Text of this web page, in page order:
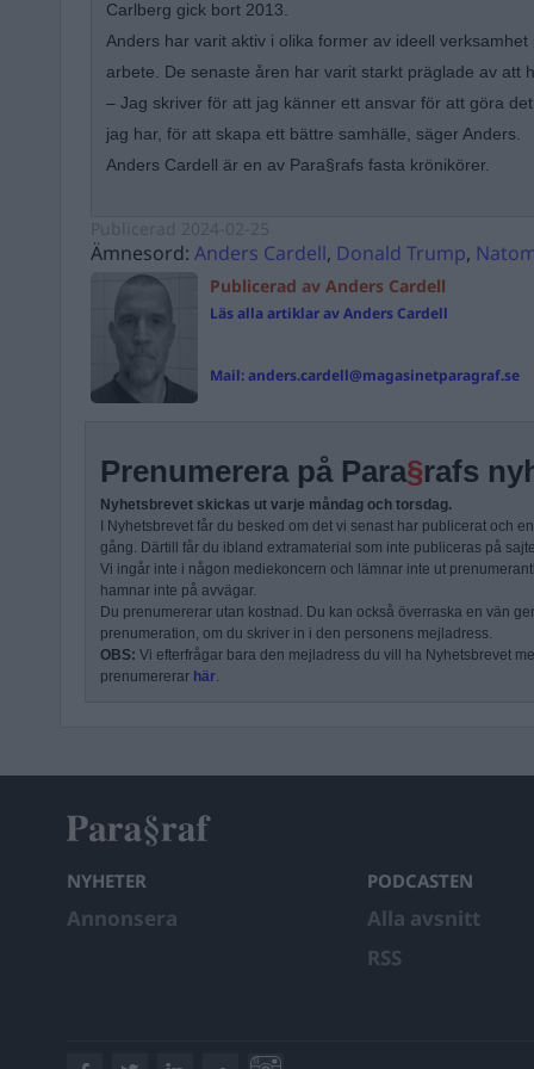
Carlberg gick bort 2013.
Anders har varit aktiv i olika former av ideell
arbete. De senaste åren har varit starkt präglade av att
– Jag skriver för att jag känner ett ansvar för att göra
jag har, för att skapa ett bättre samhälle, säger Anders.
Anders Cardell är en av Para§rafs fasta krönikörer.
Ämnesord: Anders Cardell, Donald Trump,
Publicerad av Anders Cardell
Läs alla artiklar av Anders Cardell
Mail:anders.cardell@magasinetparagraf.se
Prenumerera på Para§rafs
Nyhetsbrevet skickas ut varje måndag och torsdag.
I Nyhetsbrevet får du besked om det vi senast har publicerat och
gång. Därtill får du ibland extramaterial som inte publiceras på
Vi ingår inte i någon mediekoncern och lämnar inte ut
hamnar inte på avvägar.
Du prenumererar utan kostnad. Du kan också överraska en vän
prenumeration, om du skriver in i den personens mejladress.
OBS: Vi efterfrågar bara den mejladress du vill ha Nyhetsbrevet
prenumererar här.
NYHETER
Annonsera
PODCASTEN
Alla avsnitt
RSS